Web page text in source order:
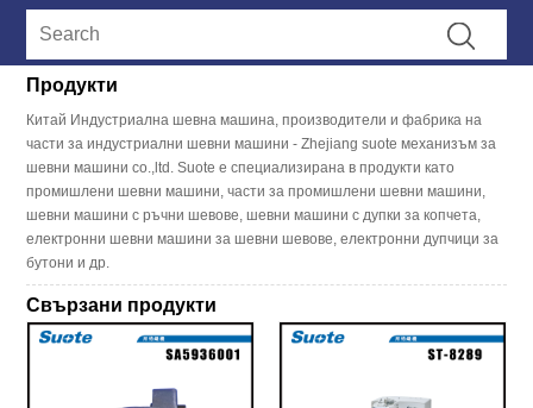
Продукти
Китай Индустриална шевна машина, производители и фабрика на
части за индустриални шевни машини - Zhejiang suote механизъм за
шевни машини co.,ltd. Suote е специализирана в продукти като
промишлени шевни машини, части за промишлени шевни машини,
шевни машини с ръчни шевове, шевни машини с дупки за копчета,
електронни шевни машини за шевни шевове, електронни дупчици за
бутони и др.
Свързани продукти